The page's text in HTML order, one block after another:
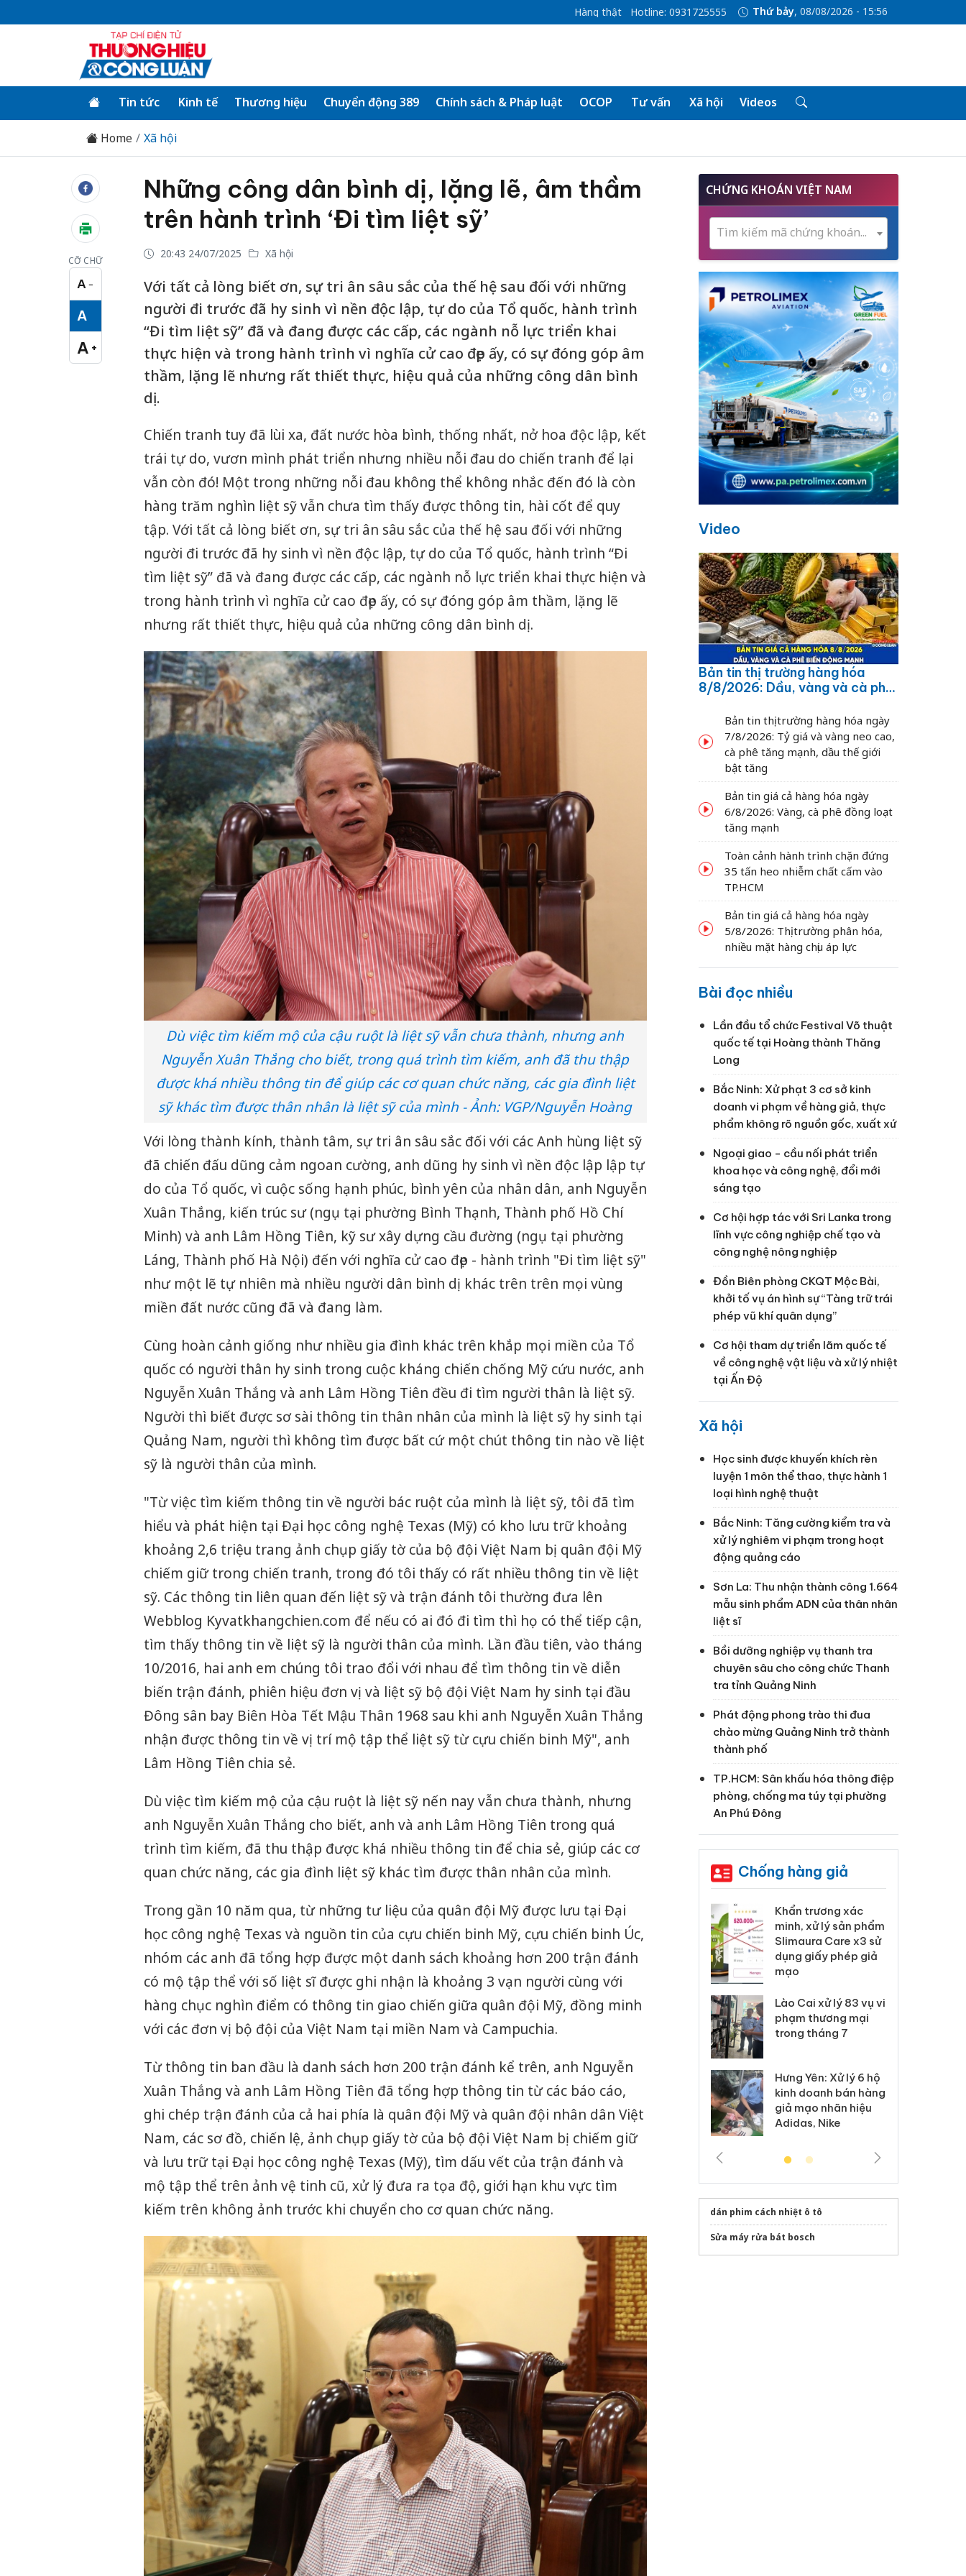
Hàng thật Hotline: 0931725555 Thứ bảy, 08/08/2026 - 15:56
Tin tức Kinh tế Thương hiệu Chuyển động 389 Chính sách & Pháp luật OCOP Tư vấn Xã hội Videos
Home Xã hội
CỠ CHỮ
A −
Cỡ chữ nhỏ
A
Cỡ chữ vừa
A +
Cỡ chữ lớn
Những công dân bình dị, lặng lẽ, âm thầm
trên hành trình ‘Đi tìm liệt sỹ’
20:43 24/07/2025 Xã hội
Với tất cả lòng biết ơn, sự tri ân sâu sắc của thế hệ sau đối với những
người đi trước đã hy sinh vì nền độc lập, tự do của Tổ quốc, hành trình
“Đi tìm liệt sỹ” đã và đang được các cấp, các ngành nỗ lực triển khai
thực hiện và trong hành trình vì nghĩa cử cao đẹp ấy, có sự đóng góp âm
thầm, lặng lẽ nhưng rất thiết thực, hiệu quả của những công dân bình
dị.
Chiến tranh tuy đã lùi xa, đất nước hòa bình, thống nhất, nở hoa độc lập, kết
trái tự do, vươn mình phát triển nhưng nhiều nỗi đau do chiến tranh để lại
vẫn còn đó! Một trong những nỗi đau không thể không nhắc đến đó là còn
hàng trăm nghìn liệt sỹ vẫn chưa tìm thấy được thông tin, hài cốt để quy
tập. Với tất cả lòng biết ơn, sự tri ân sâu sắc của thế hệ sau đối với những
người đi trước đã hy sinh vì nền độc lập, tự do của Tổ quốc, hành trình “Đi
tìm liệt sỹ” đã và đang được các cấp, các ngành nỗ lực triển khai thực hiện và
trong hành trình vì nghĩa cử cao đẹp ấy, có sự đóng góp âm thầm, lặng lẽ
nhưng rất thiết thực, hiệu quả của những công dân bình dị.
Dù việc tìm kiếm mộ của cậu ruột là liệt sỹ vẫn chưa thành, nhưng anh
Nguyễn Xuân Thắng cho biết, trong quá trình tìm kiếm, anh đã thu thập
được khá nhiều thông tin để giúp các cơ quan chức năng, các gia đình liệt
sỹ khác tìm được thân nhân là liệt sỹ của mình - Ảnh: VGP/Nguyễn Hoàng
Với lòng thành kính, thành tâm, sự tri ân sâu sắc đối với các Anh hùng liệt sỹ
đã chiến đấu dũng cảm ngoan cường, anh dũng hy sinh vì nền độc lập lập tự
do của Tổ quốc, vì cuộc sống hạnh phúc, bình yên của nhân dân, anh Nguyễn
Xuân Thắng, kiến trúc sư (ngụ tại phường Bình Thạnh, Thành phố Hồ Chí
Minh) và anh Lâm Hồng Tiên, kỹ sư xây dựng cầu đường (ngụ tại phường
Láng, Thành phố Hà Nội) đến với nghĩa cử cao đẹp - hành trình "Đi tìm liệt sỹ"
như một lẽ tự nhiên mà nhiều người dân bình dị khác trên trên mọi vùng
miền đất nước cũng đã và đang làm.
Cùng hoàn cảnh giống như nhiều gia đình khác trên khắp mọi miền của Tổ
quốc có người thân hy sinh trong cuộc kháng chiến chống Mỹ cứu nước, anh
Nguyễn Xuân Thắng và anh Lâm Hồng Tiên đều đi tìm người thân là liệt sỹ.
Người thì biết được sơ sài thông tin thân nhân của mình là liệt sỹ hy sinh tại
Quảng Nam, người thì không tìm được bất cứ một chút thông tin nào về liệt
sỹ là người thân của mình.
"Từ việc tìm kiếm thông tin về người bác ruột của mình là liệt sỹ, tôi đã tìm
hiểu và phát hiện tại Đại học công nghệ Texas (Mỹ) có kho lưu trữ khoảng
khoảng 2,6 triệu trang ảnh chụp giấy tờ của bộ đội Việt Nam bị quân đội Mỹ
chiếm giữ trong chiến tranh, trong đó tôi thấy có rất nhiều thông tin về liệt
sỹ. Các thông tin liên quan đến liệt sỹ và trận đánh tôi thường đưa lên
Webblog Kyvatkhangchien.com để nếu có ai đó đi tìm thì họ có thể tiếp cận,
tìm thấy thông tin về liệt sỹ là người thân của mình. Lần đầu tiên, vào tháng
10/2016, hai anh em chúng tôi trao đổi với nhau để tìm thông tin về diễn
biến trận đánh, phiên hiệu đơn vị và liệt sỹ bộ đội Việt Nam hy sinh tại đầu
Đông sân bay Biên Hòa Tết Mậu Thân 1968 sau khi anh Nguyễn Xuân Thắng
nhận được thông tin về vị trí mộ tập thể liệt sỹ từ cựu chiến binh Mỹ", anh
Lâm Hồng Tiên chia sẻ.
Dù việc tìm kiếm mộ của cậu ruột là liệt sỹ nến nay vẫn chưa thành, nhưng
anh Nguyễn Xuân Thắng cho biết, anh và anh Lâm Hồng Tiên trong quá
trình tìm kiếm, đã thu thập được khá nhiều thông tin để chia sẻ, giúp các cơ
quan chức năng, các gia đình liệt sỹ khác tìm được thân nhân của mình.
Trong gần 10 năm qua, từ những tư liệu của quân đội Mỹ được lưu tại Đại
học công nghệ Texas và nguồn tin của cựu chiến binh Mỹ, cựu chiến binh Úc,
nhóm các anh đã tổng hợp được một danh sách khoảng hơn 200 trận đánh
có mộ tập thể với số liệt sĩ được ghi nhận là khoảng 3 vạn người cùng với
hàng chục nghìn điểm có thông tin giao chiến giữa quân đội Mỹ, đồng minh
với các đơn vị bộ đội của Việt Nam tại miền Nam và Campuchia.
Từ thông tin ban đầu là danh sách hơn 200 trận đánh kể trên, anh Nguyễn
Xuân Thắng và anh Lâm Hồng Tiên đã tổng hợp thông tin từ các báo cáo,
ghi chép trận đánh của cả hai phía là quân đội Mỹ và quân đội nhân dân Việt
Nam, các sơ đồ, chiến lệ, ảnh chụp giấy tờ của bộ đội Việt Nam bị chiếm giữ
và lưu trữ tại Đại học công nghệ Texas (Mỹ), tìm dấu vết của trận đánh và
mộ tập thể trên ảnh vệ tinh cũ, xử lý đưa ra tọa độ, giới hạn khu vực tìm
kiếm trên không ảnh trước khi chuyển cho cơ quan chức năng.
CHỨNG KHOÁN VIỆT NAM
Tìm kiếm mã chứng khoán...
Video
Bản tin thị trường hàng hóa
8/8/2026: Dầu, vàng và cà phê
Bản tin thị trường hàng hóa ngày
7/8/2026: Tỷ giá và vàng neo cao,
cà phê tăng mạnh, dầu thế giới
bật tăng
Bản tin giá cả hàng hóa ngày
6/8/2026: Vàng, cà phê đồng loạt
tăng mạnh
Toàn cảnh hành trình chặn đứng
35 tấn heo nhiễm chất cấm vào
TP.HCM
Bản tin giá cả hàng hóa ngày
5/8/2026: Thị trường phân hóa,
nhiều mặt hàng chịu áp lực
Bài đọc nhiều
Lần đầu tổ chức Festival Võ thuật
quốc tế tại Hoàng thành Thăng
Long
Bắc Ninh: Xử phạt 3 cơ sở kinh
doanh vi phạm về hàng giả, thực
phẩm không rõ nguồn gốc, xuất xứ
Ngoại giao - cầu nối phát triển
khoa học và công nghệ, đổi mới
sáng tạo
Cơ hội hợp tác với Sri Lanka trong
lĩnh vực công nghiệp chế tạo và
công nghệ nông nghiệp
Đồn Biên phòng CKQT Mộc Bài,
khởi tố vụ án hình sự “Tàng trữ trái
phép vũ khí quân dụng”
Cơ hội tham dự triển lãm quốc tế
về công nghệ vật liệu và xử lý nhiệt
tại Ấn Độ
Xã hội
Học sinh được khuyến khích rèn
luyện 1 môn thể thao, thực hành 1
loại hình nghệ thuật
Bắc Ninh: Tăng cường kiểm tra và
xử lý nghiêm vi phạm trong hoạt
động quảng cáo
Sơn La: Thu nhận thành công 1.664
mẫu sinh phẩm ADN của thân nhân
liệt sĩ
Bồi dưỡng nghiệp vụ thanh tra
chuyên sâu cho công chức Thanh
tra tỉnh Quảng Ninh
Phát động phong trào thi đua
chào mừng Quảng Ninh trở thành
thành phố
TP.HCM: Sân khấu hóa thông điệp
phòng, chống ma túy tại phường
An Phú Đông
Chống hàng giả
Cà Mau: Tiêu hủy
công khai hàng ngàn
sản phẩm nhập lậu,
bảo vệ môi trường
Công an Thanh Hóa
tìm bị hại trong vụ
Thanh Hóa: Tìm bị
hại trong vụ án buôn
bán bình sữa
Moyuum giả
Khẩn trương xác
minh, xử lý sản phẩm
Slimaura Care x3 sử
dụng giấy phép giả
mạo
Lào Cai xử lý 83 vụ vi
phạm thương mại
trong tháng 7
Hưng Yên: Xử lý 6 hộ
kinh doanh bán hàng
giả mạo nhãn hiệu
Adidas, Nike
dán phim cách nhiệt ô tô
Sửa máy rửa bát bosch